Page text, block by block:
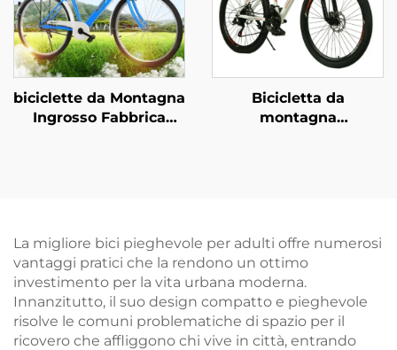
Forcella in Acciaio e
Pedali Normali
biciclette da Montagna
Ingrosso Fabbrica
Bicicletta da
montagna
acciaio, fuoristrada
La migliore bici pieghevole per adulti offre numerosi
vantaggi pratici che la rendono un ottimo
investimento per la vita urbana moderna.
Innanzitutto, il suo design compatto e pieghevole
risolve le comuni problematiche di spazio per il
ricovero che affliggono chi vive in città, entrando